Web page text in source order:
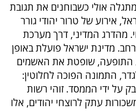
אולי כשבוחנים את תגובת
אירוע של טרור יהודי גורר
מהדרג המדיני, דרך מערכת
מדינת ישראל פועלת באופן
התופעה, שופטת את האשמים
התמונה הפוכה לחלוטין:
על ידי הממסד. זוהי רשות
עתק לרוצחי יהודים, אלו